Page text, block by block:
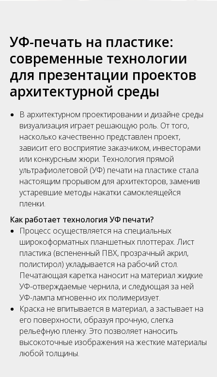
УФ-печать на пластике:
современные технологии
для презентации проектов
архитектурной среды
В архитектурном проектировании и дизайне среды
визуализация играет решающую роль. От того,
насколько качественно представлен проект,
зависит его восприятие заказчиком, инвесторами
или конкурсным жюри. Технология прямой
ультрафиолетовой (УФ) печати на пластике стала
настоящим прорывом для архитекторов, заменив
устаревшие методы накатки самоклеящейся
пленки.
Как работает технология УФ печати?
Процесс осуществляется на специальных
широкоформатных планшетных плоттерах. Лист
пластика (вспененный ПВХ, прозрачный акрил,
полистирол) укладывается на рабочий стол.
Печатающая каретка наносит на материал жидкие
УФ-отверждаемые чернила, и следующая за ней
УФ-лампа мгновенно их полимеризует.
Краска не впитывается в материал, а застывает на
его поверхности, образуя прочную, слегка
рельефную пленку. Это позволяет наносить
высокоточные изображения на жесткие материалы
любой толщины.